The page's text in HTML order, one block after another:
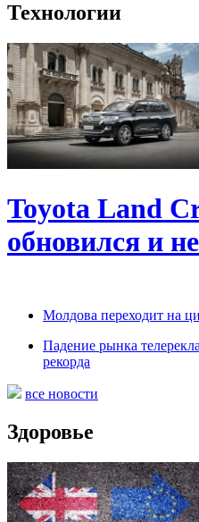
Технологии
Toyota Land
обновился и
Молдова переходит на
Падение рынка
рекорда
все новости
Здоровье